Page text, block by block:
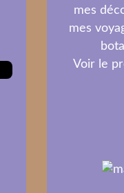
mes
mes
Voir le